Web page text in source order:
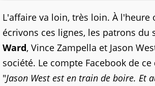
L'affaire va loin, très loin. À l'heure
écrivons ces lignes, les patrons du
Ward, Vince Zampella et Jason
société. Le compte Facebook de
"Jason West est en train de boire. Et